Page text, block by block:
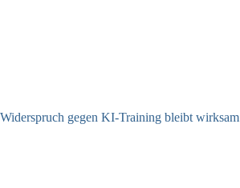
Widerspruch gegen KI-Training bleibt wirksam